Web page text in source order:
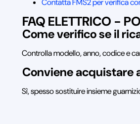
Contatta FMS2 per verifica
FAQ ELETTRICO -
Come verifico se il
Controlla modello, anno, codice e
Conviene acquistare
Sì, spesso sostituire insieme